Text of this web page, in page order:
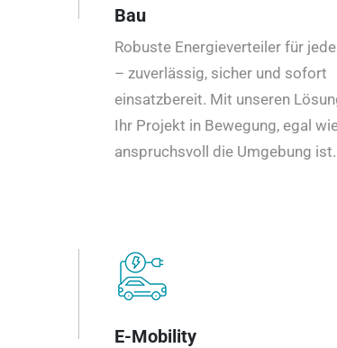
Bau
Robuste Energieverteiler für
– zuverlässig, sicher und sofort
einsatzbereit. Mit unseren
Ihr Projekt in Bewegung, egal
anspruchsvoll die Umgebung ist.
E-Mobility